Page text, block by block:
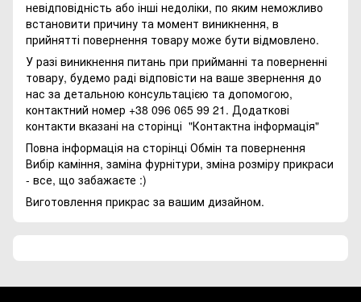
невідповідність або інші недоліки, по яким неможливо
встановити причину та момент виникнення, в
прийнятті повернення товару може бути відмовлено.
У разі виникнення питань при прийманні та поверненні
товару, будемо раді відповісти на ваше звернення до
нас за детальною консультацією та допомогою,
контактний номер +38 096 065 99 21. Додаткові
контакти вказані на сторінці "Контактна інформація"
Повна інформація на сторінці Обмін та повернення
Вибір каміння, заміна фурнітури, зміна розміру прикраси
- все, що забажаєте :)
Виготовлення прикрас за вашим дизайном.